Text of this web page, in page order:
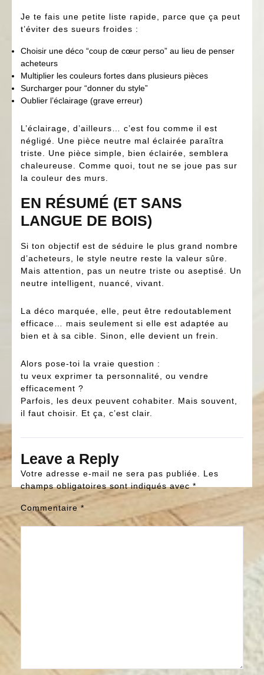
Je te fais une petite liste rapide, parce que ça peut
t’éviter des sueurs froides :
Choisir une déco “coup de cœur perso” au lieu de penser
acheteurs
Multiplier les couleurs fortes dans plusieurs pièces
Surcharger pour “donner du style”
Oublier l’éclairage (grave erreur)
L’éclairage, d’ailleurs… c’est fou comme il est
négligé. Une pièce neutre mal éclairée paraîtra
triste. Une pièce simple, bien éclairée, semblera
chaleureuse. Comme quoi, tout ne se joue pas sur
la couleur des murs.
EN RÉSUMÉ (ET SANS
LANGUE DE BOIS)
Si ton objectif est de séduire le plus grand nombre
d’acheteurs, le style neutre reste la valeur sûre.
Mais attention, pas un neutre triste ou aseptisé. Un
neutre intelligent, nuancé, vivant.
La déco marquée, elle, peut être redoutablement
efficace… mais seulement si elle est adaptée au
bien et à sa cible. Sinon, elle devient un frein.
Alors pose-toi la vraie question :
tu veux exprimer ta personnalité, ou vendre
efficacement ?
Parfois, les deux peuvent cohabiter. Mais souvent,
il faut choisir. Et ça, c’est clair.
Leave a Reply
Votre adresse e-mail ne sera pas publiée.
Les
champs obligatoires sont indiqués avec*
Commentaire *